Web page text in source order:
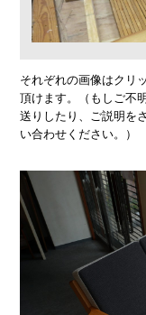
それぞれの画像はクリ
頂けます。（もしご不
送りしたり、ご説明を
い合わせください。）